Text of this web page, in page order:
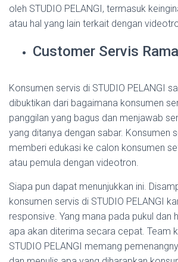
oleh STUDIO PELANGI, termasuk
atau hal yang lain terkait dengan
Customer Servis
Konsumen servis di STUDIO PELANGI
dibuktikan dari bagaimana konsumen
panggilan yang bagus dan menjawab
yang ditanya dengan sabar. Konsumen
memberi edukasi ke calon konsumen
atau pemula dengan videotron.
Siapa pun dapat menunjukkan ini.
konsumen servis di STUDIO PELANGI
responsive. Yang mana pada pukul dan
apa akan diterima secara cepat. Team
STUDIO PELANGI memang